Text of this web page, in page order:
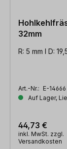
32mm
R: 5 mm l D:
Art.-Nr.: E-14666
Auf Lager,
44,73 €
inkl. MwSt. zzgl.
Versandkosten